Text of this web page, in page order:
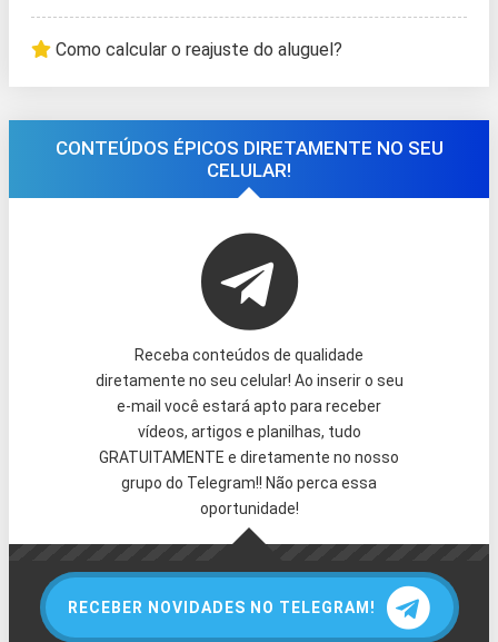
Como calcular o reajuste do aluguel?
CONTEÚDOS ÉPICOS DIRETAMENTE NO SEU
CELULAR!
Receba conteúdos de qualidade
diretamente no seu celular! Ao inserir o seu
e-mail você estará apto para receber
vídeos, artigos e planilhas, tudo
GRATUITAMENTE e diretamente no nosso
grupo do Telegram!! Não perca essa
oportunidade!
RECEBER NOVIDADES NO TELEGRAM!